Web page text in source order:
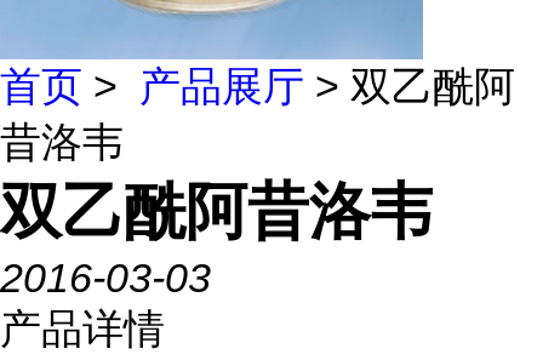
首页 > 产品展厅 > 双乙酰阿
昔洛韦
双乙酰阿昔洛韦
2016-03-03
产品详情